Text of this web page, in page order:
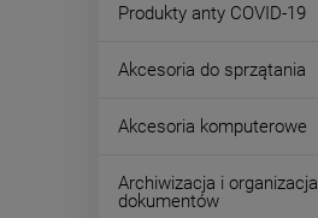
Produkty anty COVID-19
Akcesoria do sprzątania
Akcesoria komputerowe
Archiwizacja i organizacja
dokumentów